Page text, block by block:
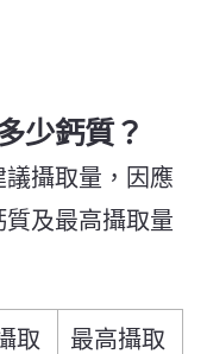
少鈣質？
攝取量，因應
及最高攝取量
取
最高攝取